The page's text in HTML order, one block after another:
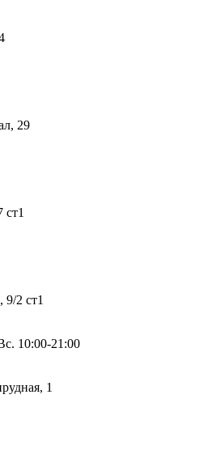
29
ст1
9/2 ст1
10:00-21:00
1